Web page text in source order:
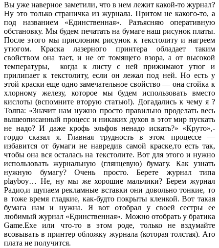
Вы уже наверное заметили, что в нем лежит какой-то журнал?
Ну это только страничка из журнала. Притом не какого-то, а
под названием «Единственная». Разъясняю оперативную
обстановку. Мы будем печатать на бумаге наш рисунок платы.
После этого мы прислоним рисунок к текстолиту и нагреем
утюгом. Краска лазерного принтера обладает таким
свойством она тает, и не от томящего взора, а от высокой
температуры, когда к листу с ней прижимают утюг и
прилипает к текстолиту, если он лежал под ней. Но есть у
этой краски еще одно замечательное свойство — она стойка к
хлорному железу, которое мы будем использовать вместо
кислоты (вспомните вторую статью!). Догадались к чему я ?
Толпа: «Значит нам нужно просто правильно проделать весь
вышеописанный процесс и никаких духов в этот мир пускать
не надо? И даже крофь эльфов ненадо искать?» «Круто»,-
гордо сказал я. Главная трудность в этом процессе —
избавится от бумаги не навредив самой краске,то есть так,
чтобы она вся осталась на текстолите. Вот для этого и нужно
использовать журнальную (глянцевую) бумагу. Как узнать
нужную бумагу? Очень просто. Берете журнал типа
playboy… Не, ну мы же хорошие мальчики? Берем журнал
Радио,и щупаем рекламные вставки они довольно тонкие, то
в тоже время гладкие, как-будто покрыты кленкой. Вот такая
бумага нам и нужна. Я вот отобрал у своей сестры ее
любимый журнал «Единственная». Можно отобрать у братика
Game.Exe или что-то в этом роде, только не вздумайте
всовывать в принтер обложку журнала (которая толстая). Ато
плата не получится.